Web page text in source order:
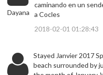
Dayana
caminando en un
a Cocles
2018-02-01 01:28:43
Stayed Janvier 2017
beach surrounded by